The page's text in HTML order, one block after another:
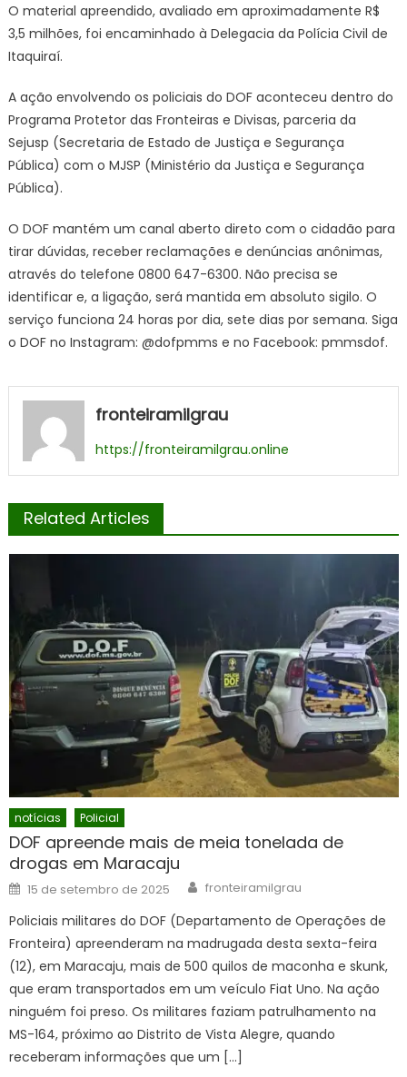
O material apreendido, avaliado em aproximadamente R$
3,5 milhões, foi encaminhado à Delegacia da Polícia Civil de
Itaquiraí.
A ação envolvendo os policiais do DOF aconteceu dentro do
Programa Protetor das Fronteiras e Divisas, parceria da
Sejusp (Secretaria de Estado de Justiça e Segurança
Pública) com o MJSP (Ministério da Justiça e Segurança
Pública).
O DOF mantém um canal aberto direto com o cidadão para
tirar dúvidas, receber reclamações e denúncias anônimas,
através do telefone 0800 647-6300. Não precisa se
identificar e, a ligação, será mantida em absoluto sigilo. O
serviço funciona 24 horas por dia, sete dias por semana. Siga
o DOF no Instagram: @dofpmms e no Facebook: pmmsdof.
fronteiramilgrau
https://fronteiramilgrau.online
Related Articles
notícias Policial
DOF apreende mais de meia tonelada de
drogas em Maracaju
Posted
on
15 de setembro de 2025 Author
fronteiramilgrau
Policiais militares do DOF (Departamento de Operações de
Fronteira) apreenderam na madrugada desta sexta-feira
(12), em Maracaju, mais de 500 quilos de maconha e skunk,
que eram transportados em um veículo Fiat Uno. Na ação
ninguém foi preso. Os militares faziam patrulhamento na
MS-164, próximo ao Distrito de Vista Alegre, quando
receberam informações que um […]